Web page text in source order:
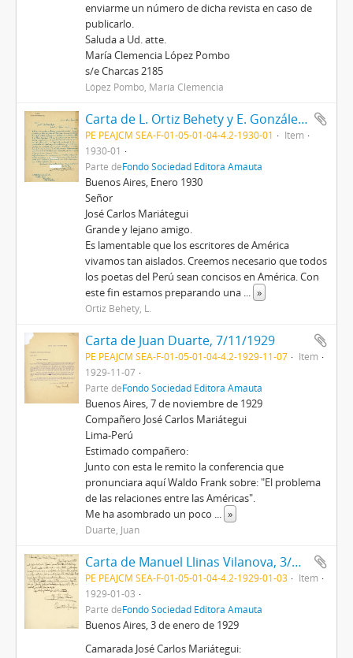
enviarme un número de dicha revista en caso de
publicarlo.
Saluda a Ud. atte.
María Clemencia López Pombo
s/e Charcas 2185
López Pombo, María Clemencia
Carta de L. Ortiz Behety y E. González Trillo, 1/1930
PE PEAJCM SEA-F-01-05-01-04-4.2-1930-01
Item
1930-01
Parte deFondo Sociedad Editora Amauta
Buenos Aires, Enero 1930
Señor
José Carlos Mariátegui
Grande y lejano amigo.
Es lamentable que los escritores de América
vivamos tan aislados. Creemos necesario que todos
los poetas del Perú sean concisos en América. Con
este fin estamos preparando una ... »
Ortiz Behety, L.
Carta de Juan Duarte, 7/11/1929
PE PEAJCM SEA-F-01-05-01-04-4.2-1929-11-07
Item
1929-11-07
Parte deFondo Sociedad Editora Amauta
Buenos Aires, 7 de noviembre de 1929
Compañero José Carlos Mariátegui
Lima-Perú
Estimado compañero:
Junto con esta le remito la conferencia que
pronunciara aquí Waldo Frank sobre: "El problema
de las relaciones entre las Américas".
Me ha asombrado un poco ... »
Duarte, Juan
Carta de Manuel Llinas Vilanova, 3/1/1929
PE PEAJCM SEA-F-01-05-01-04-4.2-1929-01-03
Item
1929-01-03
Parte deFondo Sociedad Editora Amauta
Buenos Aires, 3 de enero de 1929
Camarada José Carlos Mariátegui: